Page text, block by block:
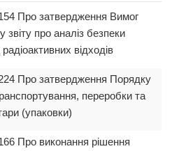
Про затвердження Вимог
звіту про аналіз безпеки
відходів
Про затвердження Порядку
переробки та
(упаковки)
Про виконання рішення